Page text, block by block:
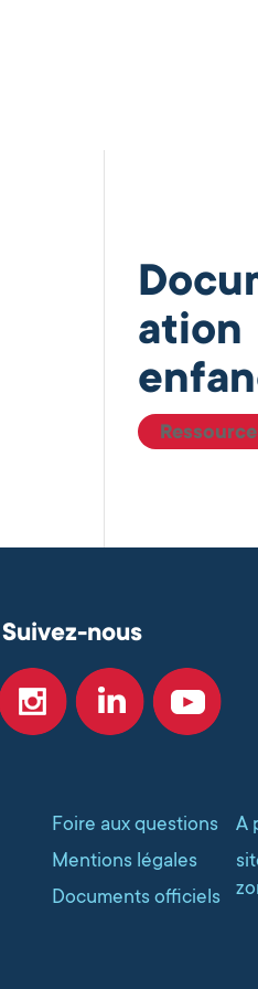
ation
Suivez-nous
Foire aux questions
Mentions légales
Documents officiels
A